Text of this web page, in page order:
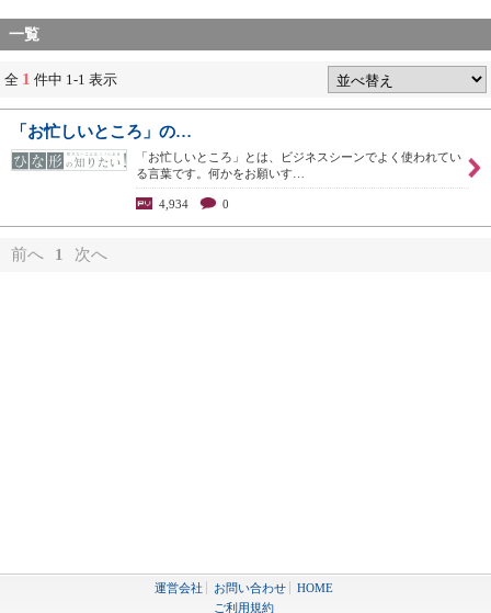
一覧
全 1 件中 1-1 表示
「お忙しいところ」の…
「お忙しいところ」とは、ビジネスシーンでよく使われてい
る言葉です。何かをお願いす…
4,934 0
前へ 1 次へ
運営会社 お問い合わせ
HOME
ご利用規約